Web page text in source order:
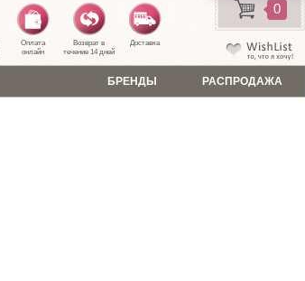
0
Оплата
онлайн
Возврат в
течение 14 дней
Доставка
РАСПРОДАЖА
БРЕНДЫ